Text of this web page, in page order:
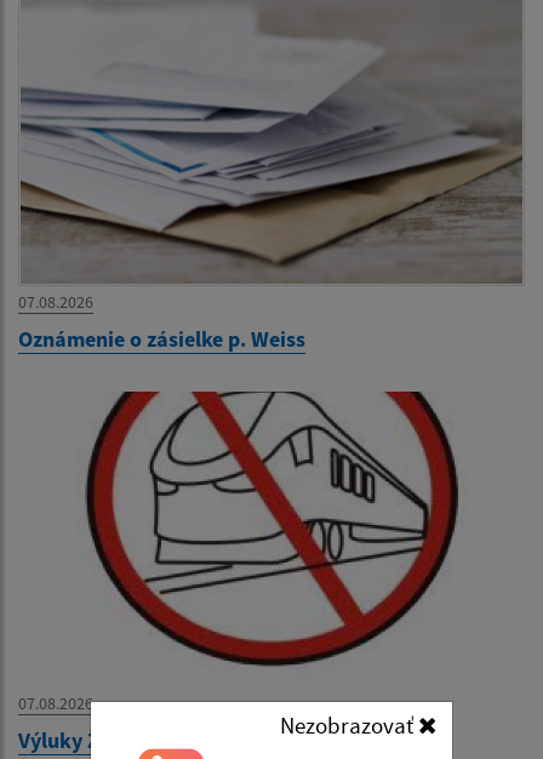
Nezobrazovať
07.08.2026
Oznámenie o zásielke p. Weiss
07.08.2026
Výluky ŽSR